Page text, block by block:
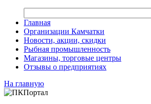
Главная
Организации Камчатки
Новости, акции, скидки
Рыбная промышленность
Магазины, торговые центры
Отзывы о предприятиях
На главную